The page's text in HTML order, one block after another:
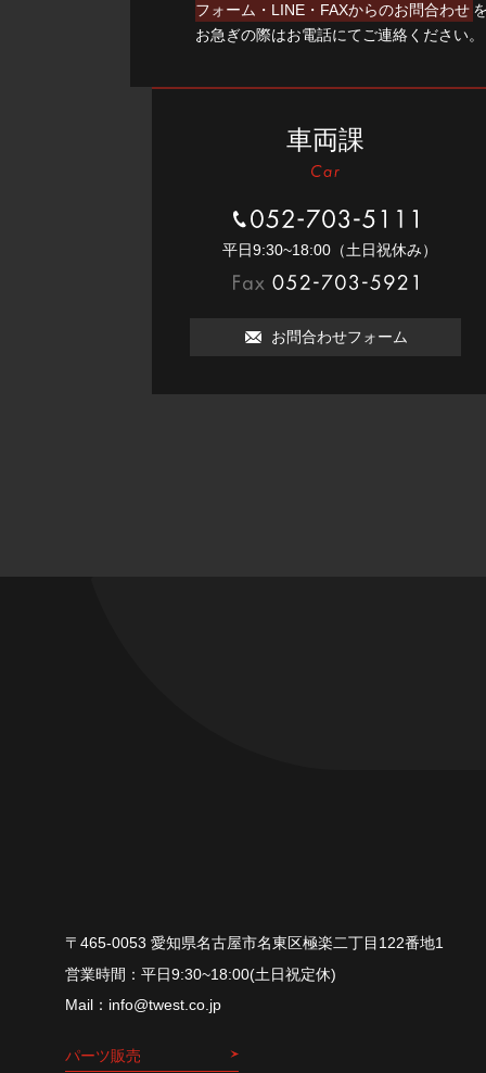
フォーム・LINE・FAXからのお問合わせ
お急ぎの際はお電話にてご連絡ください。
車両課
052-703-5111
平⽇9:30~18:00（⼟⽇祝休み）
お問合わせフォーム
〒465-0053 愛知県名古屋市名東区極楽二丁目122番地1
平⽇9:30~18:00(⼟⽇祝定休)
info@twest.co.jp
パーツ販売